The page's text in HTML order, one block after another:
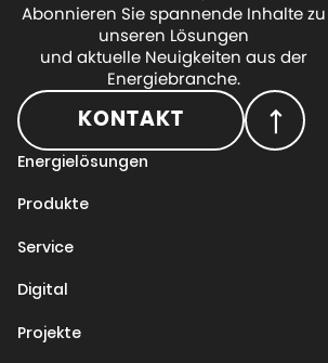
Abonnieren Sie spannende Inhalte zu
unseren Lösungen
und aktuelle Neuigkeiten aus der
Energiebranche.
KONTAKT
Energielösungen
Produkte
Service
Digital
Projekte